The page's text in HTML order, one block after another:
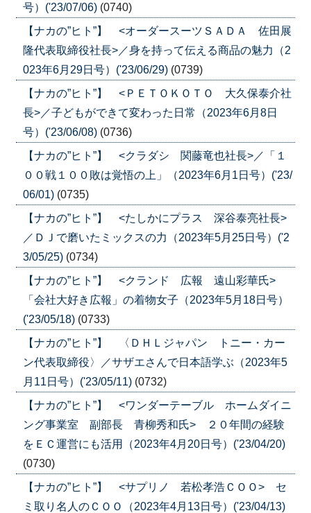
号）('23/07/06) (0740)
【ナカの”ヒト”】 <オーダースーツＳＡＤＡ 佐田展
隆代表取締役社長>／身を持って伝える商品の魅力（2
023年6月29日号）('23/06/29) (0739)
【ナカの”ヒト”】 <ＰＥＴＯＫＯＴＯ 大久保泰介社
長>／子どもができて変わった日常（2023年6月8日
号）('23/06/08) (0736)
【ナカの”ヒト”】 <クラダシ 関藤竜也社長>／「１
００戦１００敗は覚悟の上」（2023年6月1日号）('23/
06/01) (0735)
【ナカの”ヒト”】 <たしかにプラス 深谷泰亮社長>
／ＤＪで磨いたミックスの力（2023年5月25日号）('2
3/05/25) (0734)
【ナカの”ヒト”】 <クランド 広報 遠山彩華氏>
「会社大好き広報」の着物女子（2023年5月18日号）
('23/05/18) (0733)
【ナカの”ヒト”】 〈ＤＨＬジャパン トニー・カー
ン代表取締役〉／サザエさんで日本語学ぶ（2023年5
月11日号）('23/05/11) (0732)
【ナカの”ヒト”】 <ワンダーテーブル ホームダイニ
ング事業室 副部長 青柳秀和氏> ２０年間の経験
をＥＣ運営にも活用（2023年4月20日号）('23/04/20)
(0730)
【ナカの”ヒト”】 <サプリノ 若松孝浩ＣＯＯ> セ
ミ取り名人のＣＯＯ（2023年4月13日号）('23/04/13)